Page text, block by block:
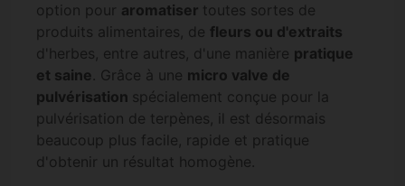
option pour aromatiser toutes sortes de
produits alimentaires, de fleurs ou d'extraits
d'herbes, entre autres, d'une manière pratique
et saine. Grâce à une micro valve de
pulvérisation spécialement conçue pour la
pulvérisation de terpènes, il est désormais
beaucoup plus facile, rapide et pratique
d'obtenir un résultat homogène.